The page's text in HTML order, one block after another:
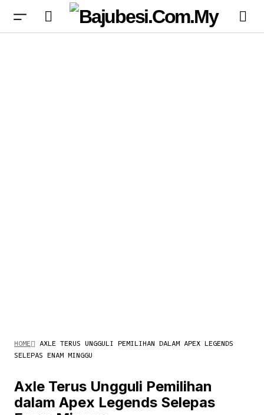
HOME
AXLE TERUS UNGGULI PEMILIHAN DALAM APEX LEGENDS
SELEPAS ENAM MINGGU
Axle Terus Ungguli Pemilihan
dalam Apex Legends Selepas